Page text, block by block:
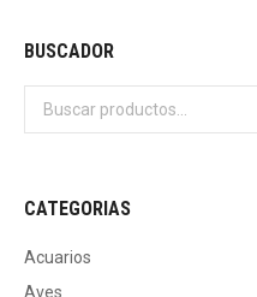
BUSCADOR
CATEGORIAS
Acuarios
Aves